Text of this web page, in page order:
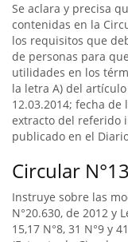
Se aclara y precisa
contenidas en la
los requisitos que
de personas para
utilidades en los
la letra A) del
12.03.2014; fecha
extracto del referido
publicado en el
Circular
Instruye sobre las
N°20.630, de 2012 y
15,17 N°8, 31 N°9 y